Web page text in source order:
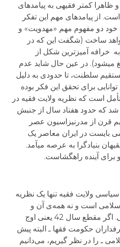
کمتر فقیهی به پیامدهای
از پیامدهای مهم این تفکر
خود دو مفهوم مهم «مهدویت» و
ساخت (شگفت این که در
خرافه آمیزترین شکل از
می­شود). در عین حال شاید عدم
سلطنت، تا حدودی به دلیل
برای تحقق این فکر بوده
است که نظریه ولایت فقیه در
که حدود هفتاد سال از جنبش
قرن از مدرنیزاسیون عصر
بایست در ایران معاصر یک
بنیادگرا به عرصه می­آمد.
برای آینده راهگشاست.
ولايت فقيه تنها يک نظريه
است و نه همه‌ی آن و
بالطبع نه کل انديشه سياسی. اگر مقطع سال 42 يعنی اوج
حکومت فقها ـ البته پيش
ـ را در نظر گيريم، می‌دانيم